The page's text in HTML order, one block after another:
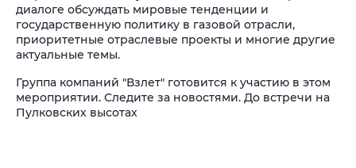
диалоге обсуждать мировые тенденции и
государственную политику в газовой отрасли,
приоритетные отраслевые проекты и многие другие
актуальные темы.
Группа компаний "Взлет" готовится к участию в этом
мероприятии. Следите за новостями. До встречи на
Пулковских высотах